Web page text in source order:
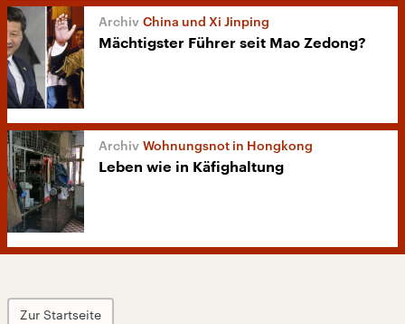
China und Xi Jinping
Mächtigster Führer seit Mao Zedong?
Wohnungsnot in Hongkong
Leben wie in Käfighaltung
Zur Startseite